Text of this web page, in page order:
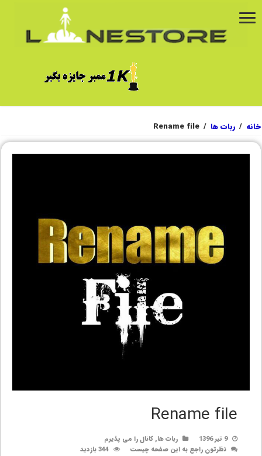
خانه / ربات ها /
Rename file
Rename file
9 تیر 1396 ربات ها,کانال را می پذیرم
نظرتون راجع به این صفحه چیست
344 بازدید